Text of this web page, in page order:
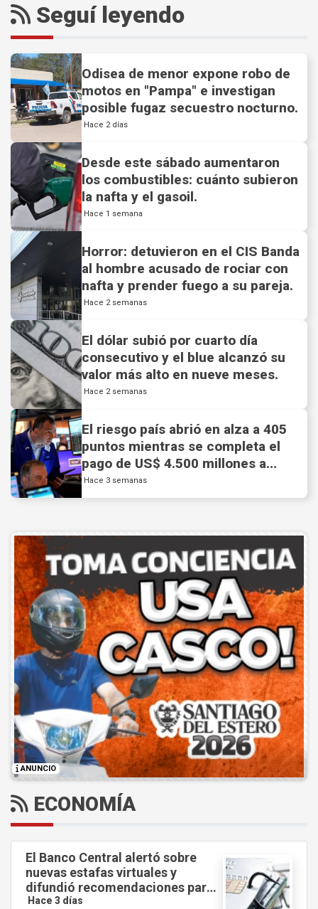
Seguí leyendo
Odisea de menor expone robo de
motos en "Pampa" e investigan
posible fugaz secuestro nocturno.
Hace 2 días
Desde este sábado aumentaron
los combustibles: cuánto subieron
la nafta y el gasoil.
Hace 1 semana
Horror: detuvieron en el CIS Banda
al hombre acusado de rociar con
nafta y prender fuego a su pareja.
Hace 2 semanas
El dólar subió por cuarto día
consecutivo y el blue alcanzó su
valor más alto en nueve meses.
Hace 2 semanas
El riesgo país abrió en alza a 405
puntos mientras se completa el
pago de US$ 4.500 millones a
acreedores privados.
Hace 3 semanas
ANUNCIO
ECONOMÍA
El Banco Central alertó sobre
nuevas estafas virtuales y
difundió recomendaciones para
evitar fraudes.
Hace 3 días